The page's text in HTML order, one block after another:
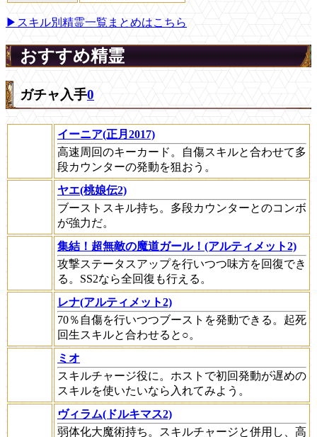
▶スキル別精霊一覧まとめはこちら
おすすめ精霊
ガチャ入手0
イーニア(正月2017)
高速周回のキーカード。自傷スキルと合わせて多
段カウンターの発動を狙おう。
ヤエ(桃娘伝2)
ブーストスキル持ち。多段カウンターとのコンボ
が強力だ。
集結！超無敵の魔道ガール！(アルティメット2)
攻撃ステータスアップを行いつつ味方を回復でき
る。SS2なら全回復も行える。
レナ(アルティメット2)
70％自傷を行いつつブーストを発動できる。起死
回生スキルと合わせると○。
ミオ
スキルチャージ役に。ホストで初回発動が遅めの
スキルを使いたいなら入れてみよう。
ヴィラム(ドルキマス2)
弱体化大魔術持ち。スキルチャージと併用し、高